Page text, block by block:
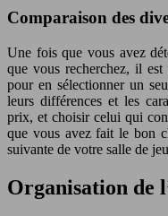
Comparaison des
Une fois que vous avez
que vous recherchez, il est
pour en sélectionner un
leurs différences et les
prix, et choisir celui qui
que vous avez fait le bon
suivante de votre salle de
Organisation de